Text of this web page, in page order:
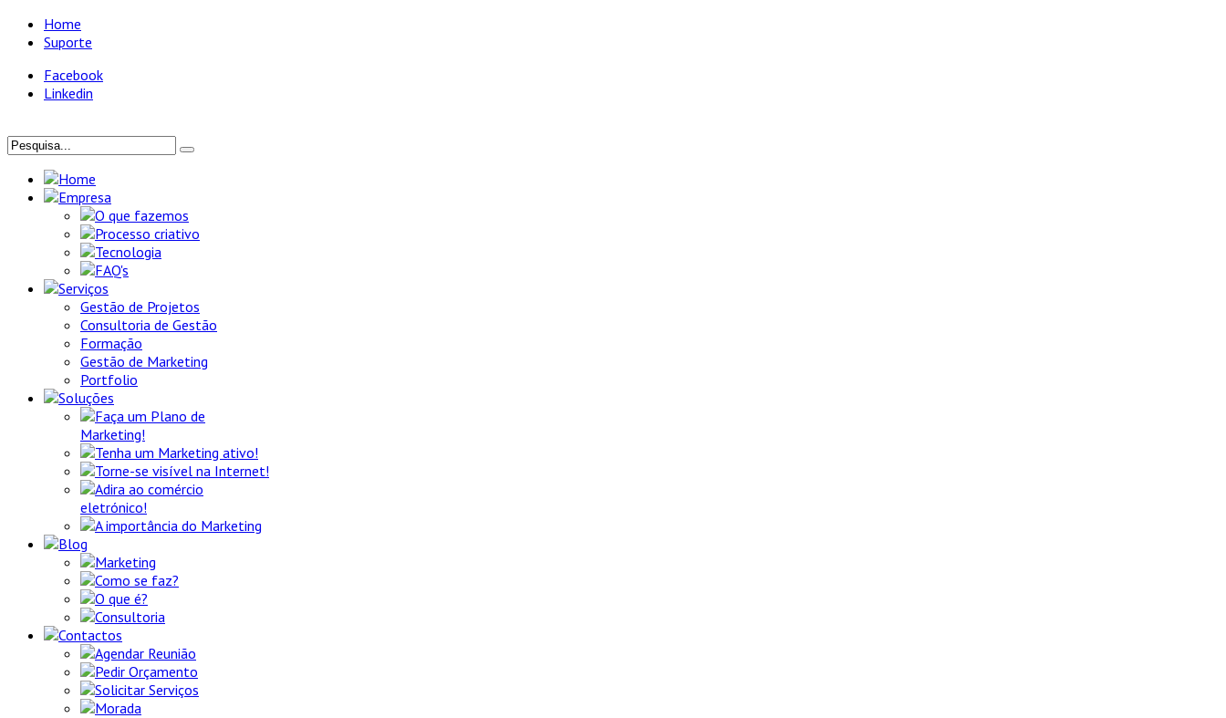
Home
Suporte
Facebook
Linkedin
Home
Empresa
O que fazemos
Processo criativo
Tecnologia
FAQ's
Serviços
Gestão de Projetos
Consultoria de Gestão
Formação
Gestão de Marketing
Portfolio
Soluções
Faça um Plano de
Marketing!
Tenha um Marketing ativo!
Torne-se visível na Internet!
Adira ao comércio
eletrónico!
A importância do Marketing
Blog
Marketing
Como se faz?
O que é?
Consultoria
Contactos
Agendar Reunião
Pedir Orçamento
Solicitar Serviços
Morada